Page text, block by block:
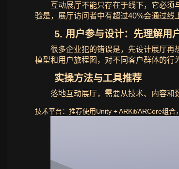
互动展厅不能只存在于线下，它必
验是，展厅访问者中有超过40%会通过线
5. 用户参与设计：先理解用
很多企业犯的错误是，先设计展厅再
模型和用户旅程图，对不同客户群体的行
实操方法与工具推荐
落地互动展厅，需要从技术、内容和
技术平台：推荐使用Unity + ARKit/ARCore组合